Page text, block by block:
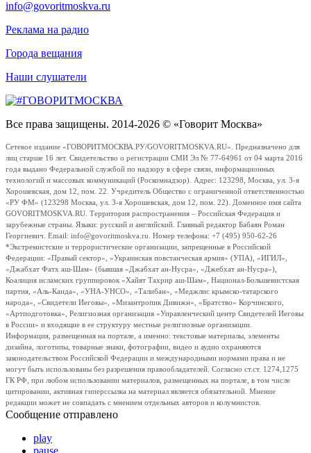
info@govoritmoskva.ru
Реклама на радио
Города вещания
Наши слушатели
Все права защищены. 2014-2026 © «Говорит Москва»
Сетевое издание «ГОВОРИТМОСКВА.РУ/GOVORITMOSKVA.RU». Предназначено для
лиц старше 16 лет. Свидетельство о регистрации СМИ Эл № 77-64961 от 04 марта 2016
года выдано Федеральной службой по надзору в сфере связи, информационных
технологий и массовых коммуникаций (Роскомнадзор). Адрес: 123298, Москва, ул. 3-я
Хорошевская, дом 12, пом. 22. Учредитель Общество с ограниченной ответственностью
«РУ ФМ» (123298 Москва, ул. 3-я Хорошевская, дом 12, пом. 22). Доменное имя сайта
GOVORITMOSKVA.RU. Территория распространения – Российская Федерация и
зарубежные страны. Языки: русский и английский. Главный редактор Бабаян Роман
Георгиевич. Email: info@govoritmoskva.ru. Номер телефона: +7 (495) 950-62-26
*Экстремистские и террористические организации, запрещенные в Российской
Федерации: «Правый сектор», «Украинская повстанческая армия» (УПА), «ИГИЛ»,
«Джабхат Фатх аш-Шам» (бывшая «Джабхат ан-Нусра», «Джебхат ан-Нусра»),
Коалиция исламских группировок «Хайят Тахрир аш-Шам», Национал-Большевистская
партия, «Аль-Каида», «УНА-УНСО», «Талибан», «Меджлис крымско-татарского
народа», «Свидетели Иеговы», «Мизантропик Дивижн», «Братство» Корчинского,
«Артподготовка», Религиозная организация «Управленческий центр Свидетелей Иеговы
в России» и входящие в ее структуру местные религиозные организации.
Информация, размещенная на портале, а именно: текстовые материалы, элементы
дизайна, логотипы, товарные знаки, фотографии, видео и аудио охраняются
законодательством Российской Федерации и международными нормами права и не
могут быть использованы без разрешения правообладателей. Согласно ст.ст. 1274,1275
ГК РФ, при любом использовании материалов, размещенных на портале, в том числе
цитировании, активная гиперссылка на материал является обязательной. Мнение
редакции может не совпадать с мнением отдельных авторов и колумнистов.
Сообщение отправлено
play
pause